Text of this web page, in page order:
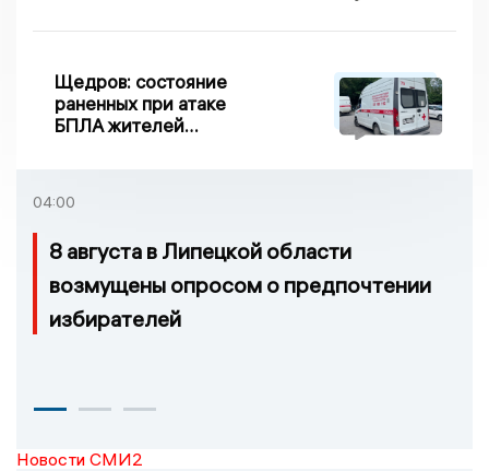
Щедров: состояние
раненных при атаке
БПЛА жителей
04:00
8 августа в Липецкой области
возмущены опросом о предпочтении
избирателей
Новости СМИ2